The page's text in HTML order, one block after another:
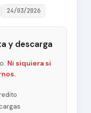
24/03/2026
y descarga
Ni siquiera si